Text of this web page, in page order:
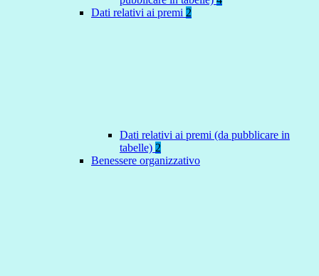
Dati relativi ai premi 2
Dati relativi ai premi (da pubblicare in
tabelle) 2
Benessere organizzativo